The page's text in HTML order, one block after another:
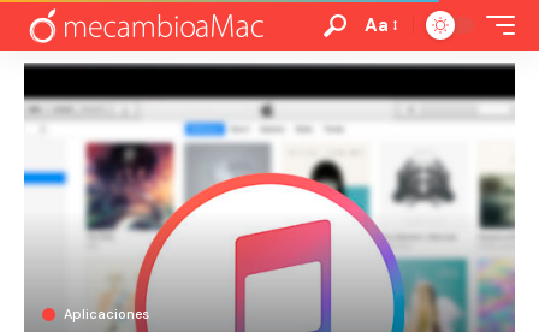
Aa
Aplicaciones